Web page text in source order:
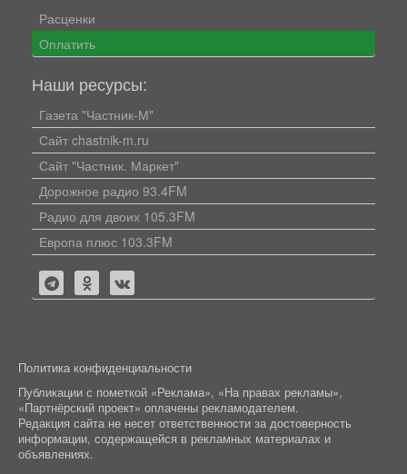
Расценки
Оплатить
Наши ресурсы:
Газета "Частник-М"
Сайт chastnik-m.ru
Сайт "Частник. Маркет"
Дорожное радио 93.4FM
Радио для двоих 105.3FM
Европа плюс 103.3FM
Политика конфиденциальности
Публикации с пометкой «Реклама», «На правах рекламы»,
«Партнёрский проект» оплачены рекламодателем.
Редакция сайта не несет ответственности за достоверность
информации, содержащейся в рекламных материалах и
объявлениях.